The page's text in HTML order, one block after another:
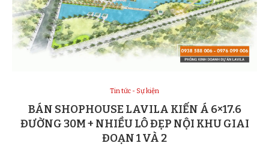
Tin tức - Sự kiện
BÁN SHOPHOUSE LAVILA KIẾN Á 6×17.6
ĐƯỜNG 30M + NHIỀU LÔ ĐẸP NỘI KHU GIAI
ĐOẠN 1 VÀ 2